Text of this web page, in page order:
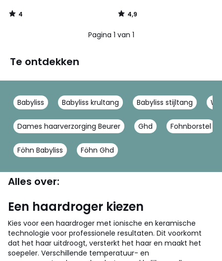
4
/
4,9
/
Pagina 1 van 1
Te ontdekken
Babyliss Babyliss krultang Babyliss stijltang
Dames haarverzorging Beurer Ghd Fohnborstel
Föhn Babyliss Föhn Ghd
Alles over:
Een haardroger kiezen
Kies voor een haardroger met ionische en keramische
technologie voor professionele resultaten. Dit voorkomt
dat het haar uitdroogt, versterkt het haar en maakt het
soepeler. Verschillende temperatuur- en